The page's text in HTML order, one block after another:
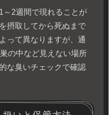
～2週間で現れることが
摂取してから死ぬまで
って異なりますが、通
の中など見えない場所
な臭いチェックで確認